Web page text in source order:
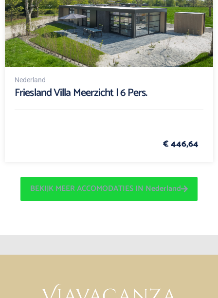
Nederland
Friesland Villa Meerzicht | 6 Pers.
€ 446,64
BEKIJK MEER ACCOMODATIES IN Nederland